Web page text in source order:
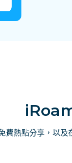
費熱點分享，以